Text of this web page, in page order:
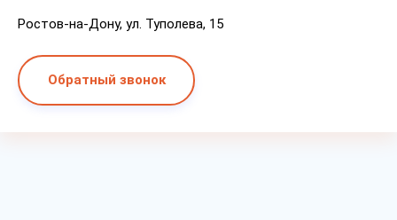
Ростов-на-Дону, ул. Туполева, 15
Обратный звонок